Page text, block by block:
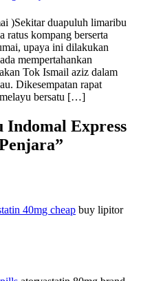
)Sekitar duapuluh limaribu
ratus kompang berserta
upaya ini dilakukan
mempertahankan
Tok Ismail aziz dalam
Dikesempatan rapat
bersatu […]
Indomal Express
”
40mg cheap buy lipitor